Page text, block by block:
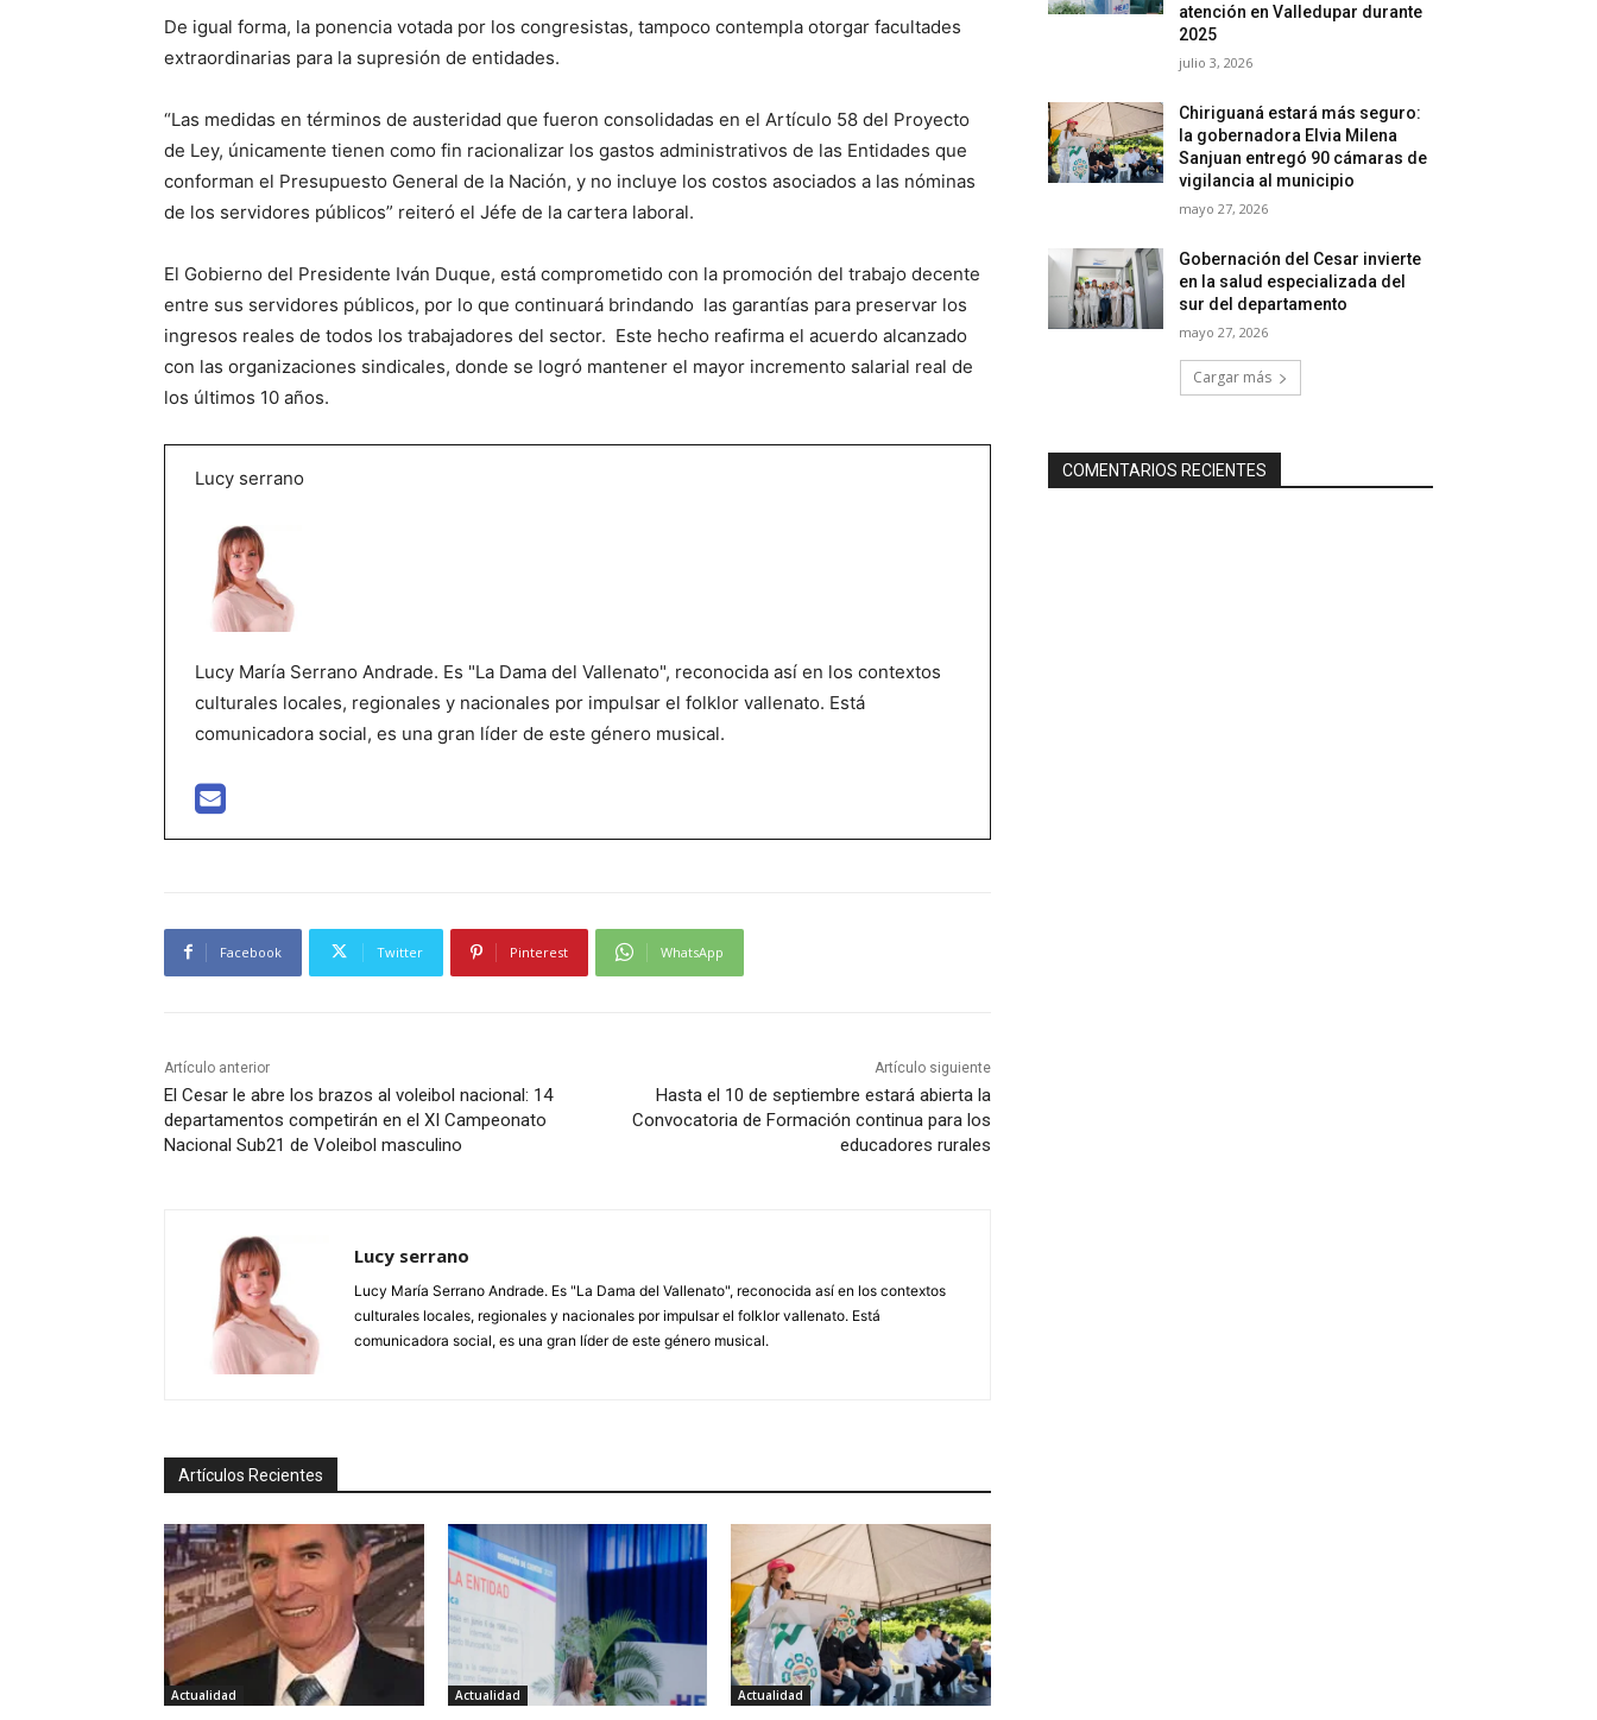
De igual forma, la ponencia votada por los congresistas, tampoco contempla otorgar facultades
extraordinarias para la supresión de entidades.
“Las medidas en términos de austeridad que fueron consolidadas en el Artículo 58 del Proyecto
de Ley, únicamente tienen como fin racionalizar los gastos administrativos de las Entidades que
conforman el Presupuesto General de la Nación, y no incluye los costos asociados a las nóminas
de los servidores públicos” reiteró el Jéfe de la cartera laboral.
El Gobierno del Presidente Iván Duque, está comprometido con la promoción del trabajo decente
entre sus servidores públicos, por lo que continuará brindando las garantías para preservar los
ingresos reales de todos los trabajadores del sector. Este hecho reafirma el acuerdo alcanzado
con las organizaciones sindicales, donde se logró mantener el mayor incremento salarial real de
los últimos 10 años.
Lucy serrano
Lucy María Serrano Andrade. Es "La Dama del Vallenato", reconocida así en los contextos
culturales locales, regionales y nacionales por impulsar el folklor vallenato. Está
comunicadora social, es una gran líder de este género musical.
Facebook Twitter Pinterest WhatsApp
Artículo anterior
El Cesar le abre los brazos al voleibol nacional: 14
departamentos competirán en el XI Campeonato
Nacional Sub21 de Voleibol masculino
Artículo siguiente
Hasta el 10 de septiembre estará abierta la
Convocatoria de Formación continua para los
educadores rurales
Lucy serrano
Lucy María Serrano Andrade. Es "La Dama del Vallenato", reconocida así en los contextos
culturales locales, regionales y nacionales por impulsar el folklor vallenato. Está
comunicadora social, es una gran líder de este género musical.
Artículos Recientes
Actualidad Actualidad Actualidad
atención en Valledupar durante
2025
julio 3, 2026
Chiriguaná estará más seguro:
la gobernadora Elvia Milena
Sanjuan entregó 90 cámaras de
vigilancia al municipio
mayo 27, 2026
Gobernación del Cesar invierte
en la salud especializada del
sur del departamento
mayo 27, 2026
Cargar más
COMENTARIOS RECIENTES